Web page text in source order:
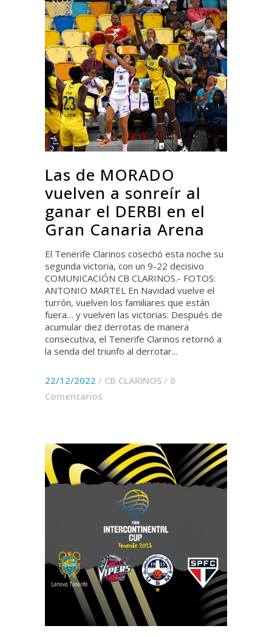
Las de MORADO
vuelven a sonreír al
ganar el DERBI en el
Gran Canaria Arena
El Tenerife Clarinos cosechó esta noche su
segunda victoria, con un 9-22 decisivo
COMUNICACIÓN CB CLARINOS.- FOTOS:
ANTONIO MARTEL En Navidad vuelve el
turrón, vuelven los familiares que están
fuera… y vuelven las victorias. Después de
acumular diez derrotas de manera
consecutiva, el Tenerife Clarinos retornó a
la senda del triunfo al derrotar...
22/12/2022 / CB CLARINOS / 0
Comentarios